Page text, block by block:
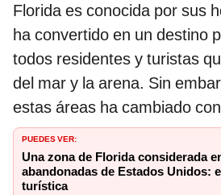
Florida es conocida por sus
ha convertido en un destino
todos residentes y turistas
del mar y la arena. Sin
estas áreas ha cambiado
PUEDES VER:
Una zona de Florida considerada
abandonadas de Estados Unidos:
turística